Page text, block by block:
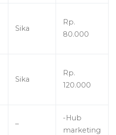
Sika
Rp.
80.000
Sika
Rp.
120.000
–
-Hub
marketing